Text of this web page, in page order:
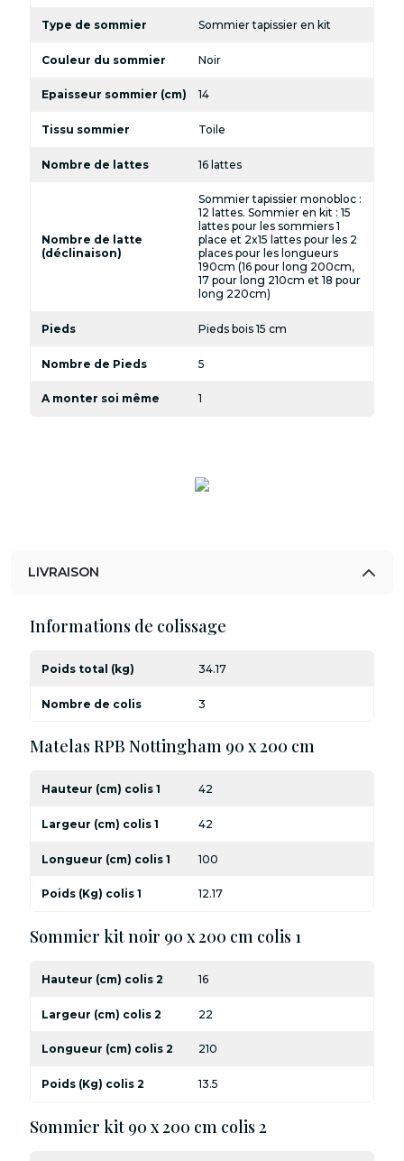
Type de sommier Sommier tapissier en kit
Couleur du sommier Noir
Epaisseur sommier (cm) 14
Tissu sommier Toile
Nombre de lattes 16 lattes
Nombre de latte
(déclinaison)
Sommier tapissier monobloc :
12 lattes. Sommier en kit : 15
lattes pour les sommiers 1
place et 2x15 lattes pour les 2
places pour les longueurs
190cm (16 pour long 200cm,
17 pour long 210cm et 18 pour
long 220cm)
Pieds Pieds bois 15 cm
Nombre de Pieds 5
A monter soi même 1
LIVRAISON
Informations de colissage
Poids total (kg) 34.17
Nombre de colis 3
Matelas RPB Nottingham 90 x 200 cm
Hauteur (cm) colis 1 42
Largeur (cm) colis 1 42
Longueur (cm) colis 1 100
Poids (Kg) colis 1 12.17
Sommier kit noir 90 x 200 cm colis 1
Hauteur (cm) colis 2 16
Largeur (cm) colis 2 22
Longueur (cm) colis 2 210
Poids (Kg) colis 2 13.5
Sommier kit 90 x 200 cm colis 2